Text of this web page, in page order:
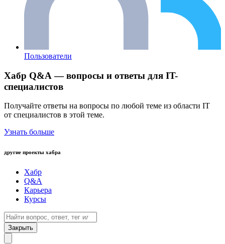
Пользователи
Хабр Q&A — вопросы и ответы для IT-
специалистов
Получайте ответы на вопросы по любой теме из области IT
от специалистов в этой теме.
Узнать больше
другие проекты хабра
Хабр
Q&A
Карьера
Курсы
Закрыть